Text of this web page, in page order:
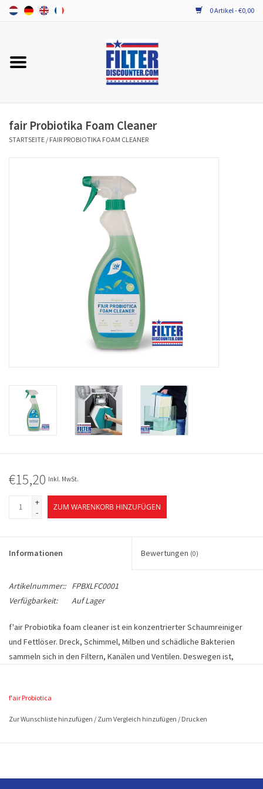
0 Artikel - €0,00
Startseite
PROBIOTIKA WARTUNG
fair Probiotika Foam Cleaner
STARTSEITE / FAIR PROBIOTIKA FOAM CLEANER
€15,20 Inkl. MwSt.
+
-
ZUM WARENKORB HINZUFÜGEN
Informationen Bewertungen (0)
Artikelnummer::
FPBXLFC0001
Verfügbarkeit:
Auf Lager
f'air Probiotika foam cleaner ist ein konzentrierter Schaumreiniger
und Fettlöser. Dreck, Schimmel, Milben und schädliche Bakterien
sammeln sich in den Filtern, Kanälen und Ventilen. Deswegen ist,
gesundes Innenklima. Der f'air Probiotika Wartungs-Kit garantiert eine
gründliche Reinigung mit Hilfe von Probiotika im Kampf
f'air Probiotica
Zur Wunschliste hinzufügen / Zum Vergleich hinzufügen / Drucken